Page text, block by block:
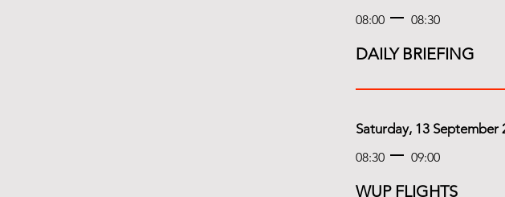
08:00 08:30
DAILY BRIEFING
Saturday, 13 September
08:30 09:00
WUP FLIGHTS